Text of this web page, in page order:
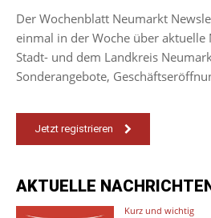
Der Wochenblatt Neumarkt
einmal in der Woche über aktuelle
Stadt- und dem Landkreis
Sonderangebote,
Jetzt registrieren
AKTUELLE
Kurz und wichtig